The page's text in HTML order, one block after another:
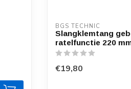
BGS TECHNIC
Slangklemtang
ratelfunctie 220
€19,80